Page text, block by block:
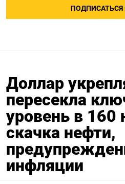
ПОДПИСАТЬСЯ
Доллар
пересекла
уровень в 160
скачка нефти,
инфляции